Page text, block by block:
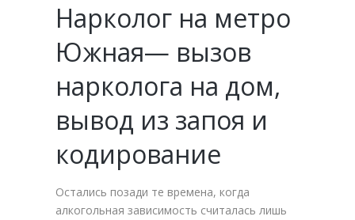
Нарколог на метро
Южная— вызов
нарколога на дом,
вывод из запоя и
кодирование
Остались позади те времена, когда
алкогольная зависимость считалась лишь